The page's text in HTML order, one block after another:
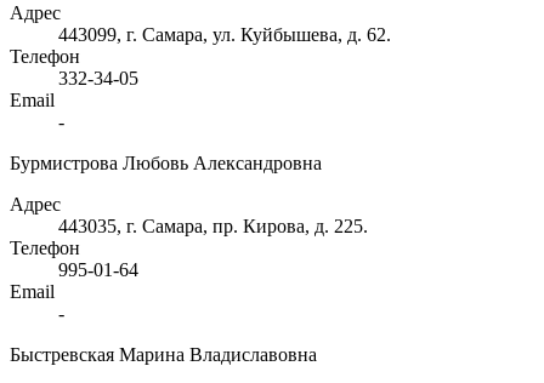
Адрес
443099, г. Самара, ул. Куйбышева, д. 62.
Телефон
332-34-05
Email
-
Бурмистрова Любовь Александровна
Адрес
443035, г. Самара, пр. Кирова, д. 225.
Телефон
995-01-64
Email
-
Быстревская Марина Владиславовна